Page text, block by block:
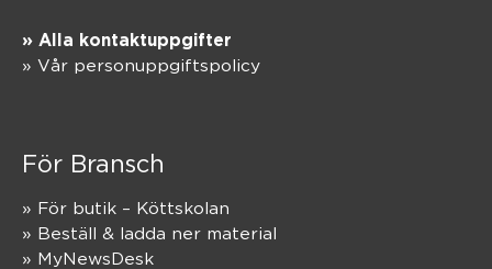
» Alla kontaktuppgifter
» Vår personuppgiftspolicy
För Bransch
» För butik – Köttskolan
» Beställ & ladda ner material
» MyNewsDesk